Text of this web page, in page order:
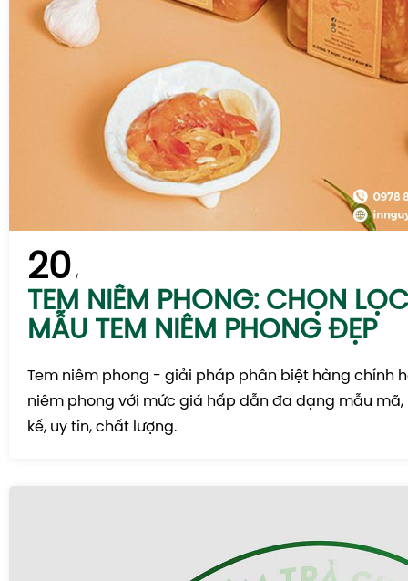
20
TEM NIÊM PHONG: CHỌN
MẪU TEM NIÊM PHONG ĐẸP
Tem niêm phong - giải pháp phân biệt hàng chính
niêm phong với mức giá hấp dẫn đa dạng mẫu mã,
kế, uy tín, chất lượng.